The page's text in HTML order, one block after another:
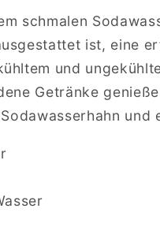
schmalen
ist, eine
und
Getränke
und